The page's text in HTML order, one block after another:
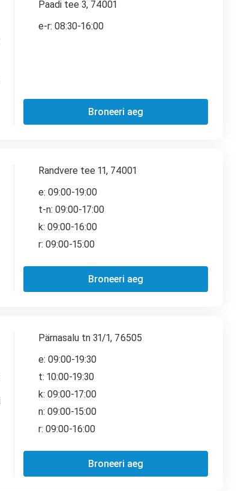
Paadi tee 3, 74001
e-r: 08:30-16:00
Broneeri aeg
Randvere tee 11, 74001
e: 09:00-19:00
t-n: 09:00-17:00
k: 09:00-16:00
r: 09:00-15:00
Broneeri aeg
Pärnasalu tn 31/1, 76505
e: 09:00-19:30
t: 10:00-19:30
k: 09:00-17:00
n: 09:00-15:00
r: 09:00-16:00
Broneeri aeg